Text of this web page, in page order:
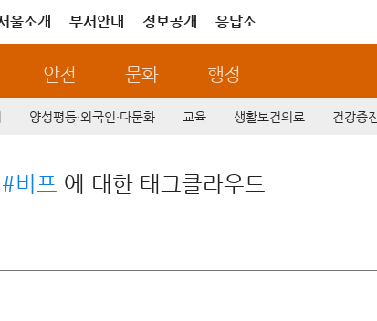
울소개 부서안내 정보공개 응답소
안전 문화 행정
양성평등·외국인·다문화 교육 생활보건의료 건강증진
#비프 에 대한 태그클라우드